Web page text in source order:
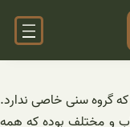
گروه سنی خاصی ندارد.
و مختلف بوده که همه